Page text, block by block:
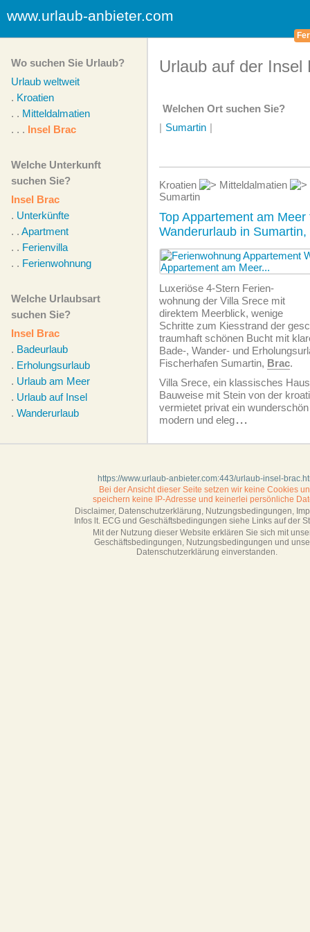
www.urlaub-anbieter.com
Wo suchen Sie Urlaub?
Urlaub weltweit
. Kroatien
. . Mitteldalmatien
. . . Insel Brac
Welche Unterkunft
suchen Sie?
Insel Brac
. Unterkünfte
. . Apartment
. . Ferienvilla
. . Ferienwohnung
Welche Urlaubsart
suchen Sie?
Insel Brac
. Badeurlaub
. Erholungsurlaub
. Urlaub am Meer
. Urlaub auf Insel
. Wanderurlaub
Urlaub auf der Insel
Welchen Ort suchen Sie?
| Sumartin |
Kroatien
Mitteldalmatien
Sumartin
Top Appartement am
Wanderurlaub in Sumartin,
Luxeriöse 4-Stern Ferien­
wohnung der Villa Srece mit
direktem Meerblick, wenige
Schritte zum Kiesstrand der
traumhaft schönen Bucht mit
Bade-, Wander- und
Fischerhafen Sumartin, Brac.
Villa Srece, ein klassisches
Bauweise mit Stein von der
vermietet privat ein
modern und eleg...
https://www.urlaub-anbieter.com:443/urlaub-insel-
Bei der Ansicht dieser Seite setzen wir keine Cookies
speichern keine IP-Adresse und keinerlei persönliche
Disclaimer, Datenschutzerklärung, Nutzungsbedingungen,
Infos lt. ECG und Geschäftsbedingungen siehe Links auf der
Mit der Nutzung dieser Website erklären Sie sich mit
Geschäftsbedin­gungen, Nutzungsbedingungen und
Datenschutzerklärung einverstanden.